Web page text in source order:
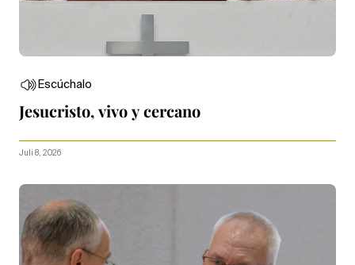
Escúchalo
Jesucristo, vivo y cercano
Juli 8, 2026